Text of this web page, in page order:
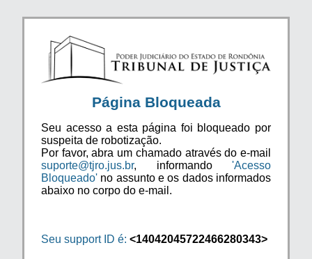
Página Bloqueada
Seu acesso a esta página foi bloqueado por
suspeita de robotização.
Por favor, abra um chamado através do e-mail
suporte@tjro.jus.br, informando 'Acesso
Bloqueado' no assunto e os dados informados
abaixo no corpo do e-mail.
Seu support ID é: <14042045722466280343>